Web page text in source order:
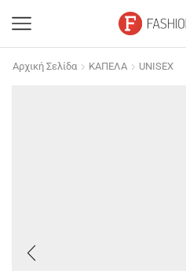
Αρχική Σελίδα ΚΑΠΕΛΑ UNISEX